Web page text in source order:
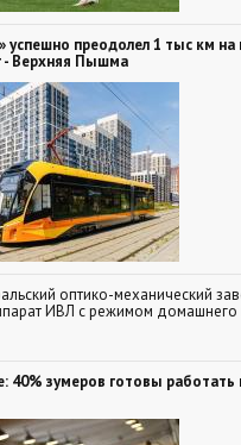
успешно преодолел 1 тыс км
- Верхняя Пышма
оптико-механический
ИВЛ с режимом домашнего
40% зумеров готовы